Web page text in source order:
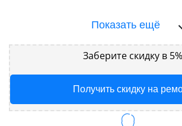
Показать ещё
Заберите скидку в 5%
Получить скидку на